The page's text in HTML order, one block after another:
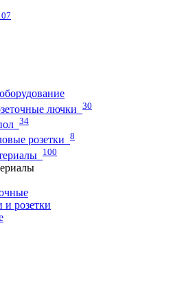
лючки
30
34
розетки 8
100
и розетки